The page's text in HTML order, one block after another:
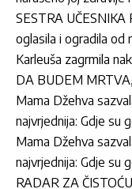
SESTRA UČESNIKA
oglasila i ogradila od
Karleuša zagrmila
DA BUDEM
Mama Džehva
najvrjednija: Gdje su
Mama Džehva
najvrjednija: Gdje su
RADAR ZA